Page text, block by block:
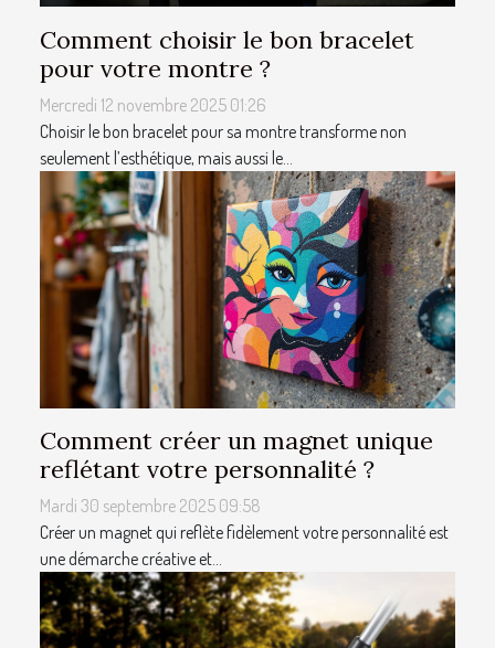
Comment choisir le bon bracelet
pour votre montre ?
Mercredi 12 novembre 2025 01:26
Choisir le bon bracelet pour sa montre transforme non
seulement l’esthétique, mais aussi le...
Comment créer un magnet unique
reflétant votre personnalité ?
Mardi 30 septembre 2025 09:58
Créer un magnet qui reflète fidèlement votre personnalité est
une démarche créative et...